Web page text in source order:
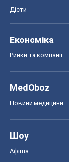
Дієти
Економіка
Ринки та компанії
MedOboz
Новини медицини
Шоу
Афіша